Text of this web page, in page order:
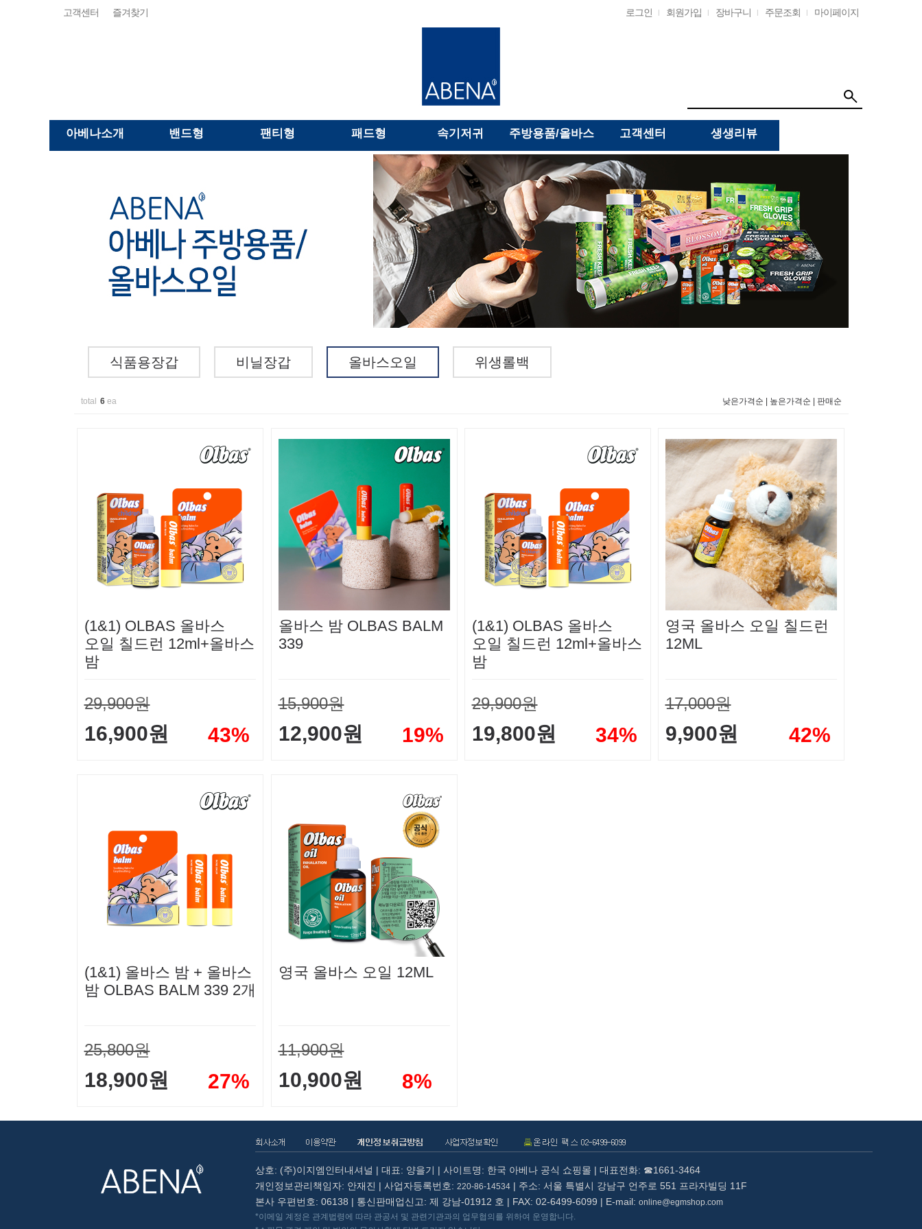
로그인 회원가입 장바구니 주문조회 마이페이지
고객센터 즐겨찾기
아베나소개 밴드형 팬티형 패드형 속기저귀 주방용품/올바스 고객센터 생생리뷰
식품용장갑 비닐장갑 올바스오일 위생롤백
total 6ea 낮은가격순 | 높은가격순 | 판매순
(1&1) OLBAS 올바스
오일 칠드런 12ml+올바스
밤
29,900원
16,900원 43%
올바스 밤 OLBAS BALM
339
15,900원
12,900원 19%
(1&1) OLBAS 올바스
오일 칠드런 12ml+올바스
밤
29,900원
19,800원 34%
영국 올바스 오일 칠드런
12ML
17,000원
9,900원 42%
(1&1) 올바스 밤 + 올바스
밤 OLBAS BALM 339 2개
25,800원
18,900원 27%
영국 올바스 오일 12ML
11,900원
10,900원 8%
상호: (주)이지엠인터내셔널 | 대표: 양을기 | 사이트명: 한국 아베나 공식 쇼핑몰 | 대표전화: ☎1661-3464
개인정보관리책임자: 안재진 | 사업자등록번호: 220-86-14534 | 주소: 서울 특별시 강남구 언주로 551 프라자빌딩 11F
본사 우편번호: 06138 | 통신판매업신고: 제 강남-01912 호 | FAX: 02-6499-6099 | E-mail: online@egmshop.com
*이메일 계정은 관계법령에 따라 관공서 및 관련기관과의 업무협의를 위하여 운영합니다.